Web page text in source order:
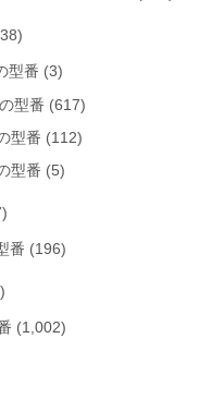
型番 (3)
型番 (617)
型番 (112)
型番 (5)
番 (196)
(1,002)